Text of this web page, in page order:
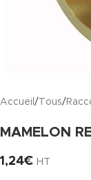
Accueil / Tous/
MAMELON
1,24€ HT